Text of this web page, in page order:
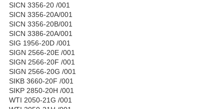
SICN 3356-20 /001
SICN 3356-20A/001
SICN 3356-20B/001
SICN 3386-20A/001
SIG 1956-20D /001
SIGN 2566-20E /001
SIGN 2566-20F /001
SIGN 2566-20G /001
SIKB 3660-20F /001
SIKP 2850-20H /001
WTI 2050-21G /001